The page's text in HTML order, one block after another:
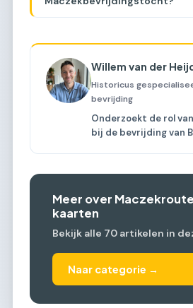
Willem van der
Historicus
bevrijding
Onderzoekt de rol
bij de bevrijding van
Meer over
kaarten
Bekijk alle 70 artikelen in
Naar categorie →